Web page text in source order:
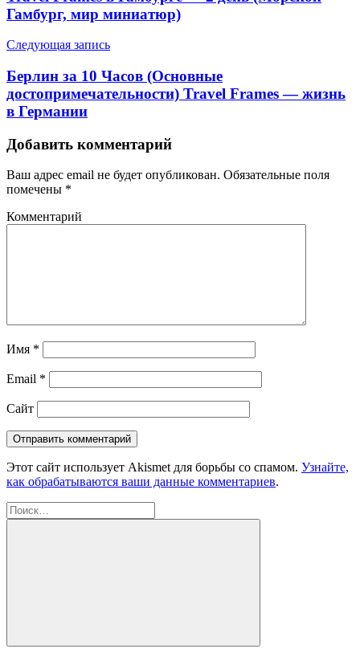
записям
Гамбург, мир миниатюр)
Следующая запись
Берлин за 10 Часов (Основные
достопримечательности) Travel Frames — жизнь
в Германии
Добавить комментарий
Ваш адрес email не будет опубликован. Обязательные поля
помечены *
Комментарий
Имя *
Email *
Сайт
Этот сайт использует Akismet для борьбы со спамом. Узнайте,
как обрабатываются ваши данные комментариев.
Найти:
Поиск